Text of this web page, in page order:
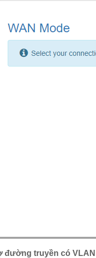
đường truyền có VLAN